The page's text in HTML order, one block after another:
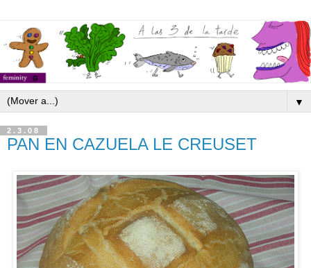
▼
2.3.08
PAN EN CAZUELA LE CREUSET